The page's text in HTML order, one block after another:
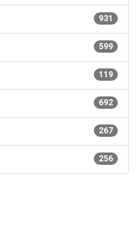
931
599
119
692
267
256